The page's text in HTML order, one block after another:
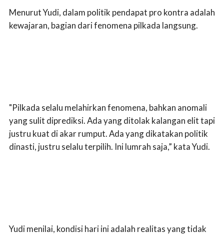
Menurut Yudi, dalam politik pendapat pro kontra adalah
kewajaran, bagian dari fenomena pilkada langsung.
"Pilkada selalu melahirkan fenomena, bahkan anomali
yang sulit diprediksi. Ada yang ditolak kalangan elit tapi
justru kuat di akar rumput. Ada yang dikatakan politik
dinasti, justru selalu terpilih. Ini lumrah saja,” kata Yudi.
Yudi menilai, kondisi hari ini adalah realitas yang tidak